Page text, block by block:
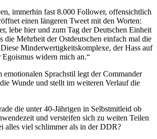
immerhin fast 8.000 Follower, offensichtlich
einen längeren Tweet mit den Worten:
lebe hier und zum Tag der Deutschen Einheit
die Mehrheit der Ostdeutschen einfach mal die
Minderwertigkeitskomplexe, der Hass auf
Egoismus widern mich an.“
emotionalen Sprachstil legt der Commander
Wunde und stellt im weiteren Verlauf die
die unter 40-Jährigen in Selbstmitleid ob
und versteifen sich zu weiten Teilen
alles viel schlimmer als in der DDR?